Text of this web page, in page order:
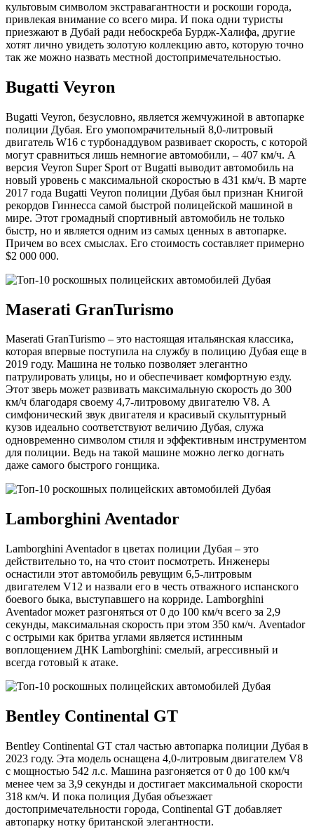
культовым символом экстравагантности и роскоши города,
привлекая внимание со всего мира. И пока одни туристы
приезжают в Дубай ради небоскреба Бурдж-Халифа, другие
хотят лично увидеть золотую коллекцию авто, которую точно
так же можно назвать местной достопримечательностью.
Bugatti Veyron
Bugatti Veyron, безусловно, является жемчужиной в автопарке
полиции Дубая. Его умопомрачительный 8,0-литровый
двигатель W16 с турбонаддувом развивает скорость, с которой
могут сравниться лишь немногие автомобили, – 407 км/ч. А
версия Veyron Super Sport от Bugatti выводит автомобиль на
новый уровень с максимальной скоростью в 431 км/ч. В марте
2017 года Bugatti Veyron полиции Дубая был признан Книгой
рекордов Гиннесса самой быстрой полицейской машиной в
мире. Этот громадный спортивный автомобиль не только
быстр, но и является одним из самых ценных в автопарке.
Причем во всех смыслах. Его стоимость составляет примерно
$2 000 000.
Maserati GranTurismo
Maserati GranTurismo – это настоящая итальянская классика,
которая впервые поступила на службу в полицию Дубая еще в
2019 году. Машина не только позволяет элегантно
патрулировать улицы, но и обеспечивает комфортную езду.
Этот зверь может развивать максимальную скорость до 300
км/ч благодаря своему 4,7-литровому двигателю V8. А
симфонический звук двигателя и красивый скульптурный
кузов идеально соответствуют величию Дубая, служа
одновременно символом стиля и эффективным инструментом
для полиции. Ведь на такой машине можно легко догнать
даже самого быстрого гонщика.
Lamborghini Aventador
Lamborghini Aventador в цветах полиции Дубая – это
действительно то, на что стоит посмотреть. Инженеры
оснастили этот автомобиль ревущим 6,5-литровым
двигателем V12 и назвали его в честь отважного испанского
боевого быка, выступавшего на корриде. Lamborghini
Aventador может разгоняться от 0 до 100 км/ч всего за 2,9
секунды, максимальная скорость при этом 350 км/ч. Aventador
с острыми как бритва углами является истинным
воплощением ДНК Lamborghini: смелый, агрессивный и
всегда готовый к атаке.
Bentley Continental GT
Bentley Continental GT стал частью автопарка полиции Дубая в
2023 году. Эта модель оснащена 4,0-литровым двигателем V8
с мощностью 542 л.с. Машина разгоняется от 0 до 100 км/ч
менее чем за 3,9 секунды и достигает максимальной скорости
318 км/ч. И пока полиция Дубая объезжает
достопримечательности города, Continental GT добавляет
автопарку нотку британской элегантности.